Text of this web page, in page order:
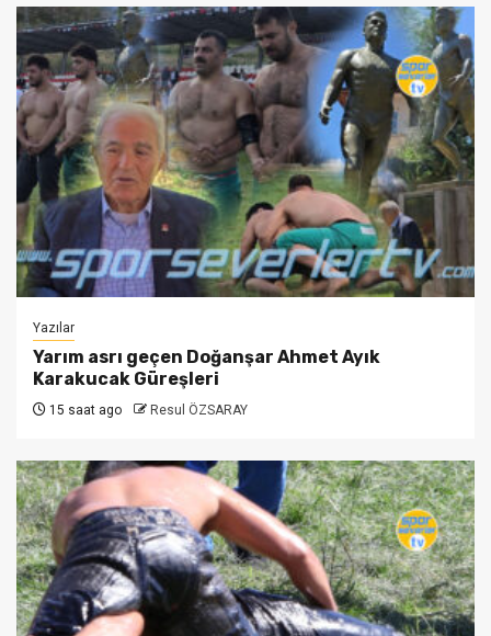
Yazılar
Yarım asrı geçen Doğanşar Ahmet Ayık
Karakucak Güreşleri
15 saat ago Resul ÖZSARAY